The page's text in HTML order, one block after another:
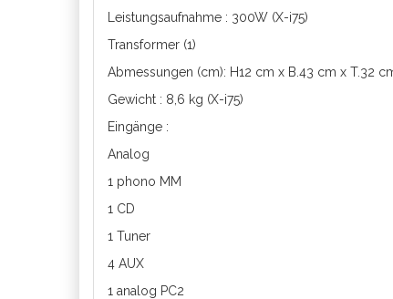
Leistungsaufnahme : 300W (X-i75)
Transformer (1)
Abmessungen (cm): H12 cm x B.43 cm x T.32
Gewicht : 8,6 kg (X-i75)
Eingänge :
Analog
1 phono MM
1 CD
1 Tuner
4 AUX
1 analog PC2